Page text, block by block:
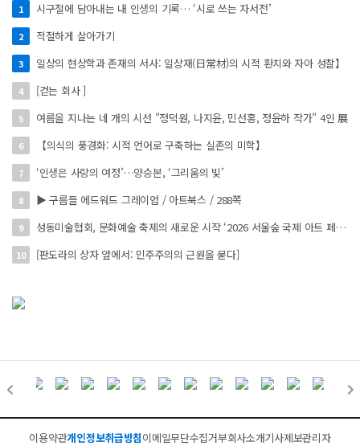
1 시구절에 담아내는 내 인생의 기록… ‘시로 쓰는 자서전’
2 적절하게 살아가기
3 일상의 현상학과 존재의 서사: 일상재(日常材)의 시적 환치와 자아 성찰】
4 [걷는 회사 ]
5 여름을 지나는 네 개의 시선 "정덕원, 나지윤, 민선홍, 정윤하 작가" 4인 展
6 【의식의 풍경화: 시적 언어로 구축하는 실존의 미학】
7 ‘인생은 사랑의 여정’…양승본, ‘그리움의 빛’
8 ▶ 구름들 에드워드 그레이엄 / 아트북스 / 288쪽
9 성동미술협회, 문화예술 축제의 새로운 시작 ‘2026 서울숲 국제 아트 페스타’ 개최
10 [판도라의 상자 앞에서: 민주주의의 근원을 묻다]
이용약관개인정보취급방침이메일무단수집거부회사소개기사제보관리자